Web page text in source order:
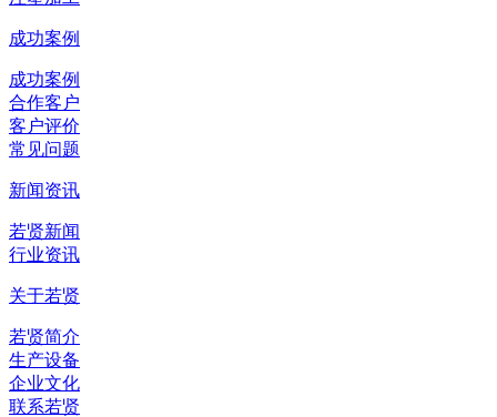
成功案例
成功案例
合作客户
客户评价
常见问题
新闻资讯
若贤新闻
行业资讯
关于若贤
若贤简介
生产设备
企业文化
联系若贤